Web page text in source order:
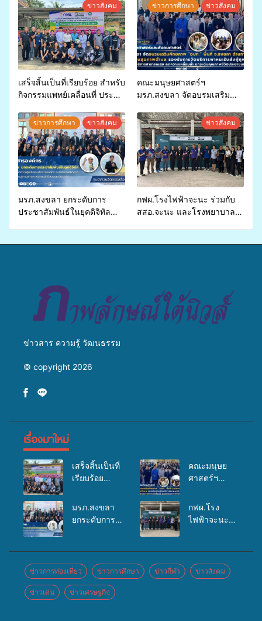
ข่าวสังคม
เสร็จสิ้นเป็นที่เรียบร้อย สำหรับ
กิจกรรมแพทย์เคลื่อนที่ ประจำ
สุขภาพแก่ประชาชนในพื้นที่
อำเภอจะนะ
ข่าวการศึกษา ข่าวสังคม
คณะมนุษยศาสตร์ฯ
มรภ.สงขลา จัดอบรมเสริม
จ่ายงบกองทุนสุขภาพตำบล
รองรับการจัดบริการพาหนะรับ
ส่งผู้ทุพพลภาพเพื่อเข้ารับ
บริการสาธารณสุข ลดความ
เหลื่อมล้ำ ยกระดับคุณภาพ
ชีวิตประชาชนอย่างยั่งยืน
ข่าวการศึกษา ข่าวสังคม
มรภ.สงขลา ยกระดับการ
ประชาสัมพันธ์ในยุคดิจิทัล
ข่าวสังคม
กฟผ.โรงไฟฟ้าจะนะ ร่วมกับ
สสอ.จะนะ และโรงพยาบาล
ข่าวสาร ความรู้ วัฒนธรรม
© copyright 2026
เรื่องมาใหม่
เสร็จสิ้นเป็นที่
เรียบร้อย
เคลื่อนที่
บริการด้าน
สุขภาพแก่
ประชาชนใน
พื้นที่อำเภอ
จะนะ
คณะมนุษย
ศาสตร์ฯ
จัดอบรมเสริม
ศักยภาพ
กองทุน
สุขภาพตำบล
รองรับการจัด
มรภ.สงขลา
ยกระดับการ
องค์ความรู้
เครือข่าย
สื่อสารองค์กร
กฟผ.โรง
ไฟฟ้าจะนะ
พยาบาลศิคริ
นทร์ หาดใหญ่
ข่าวการท่องเที่ยว ข่าวการศึกษา ข่าวกีฬา ข่าวสังคม
ข่าวเด่น ข่าวเศรษฐกิจ